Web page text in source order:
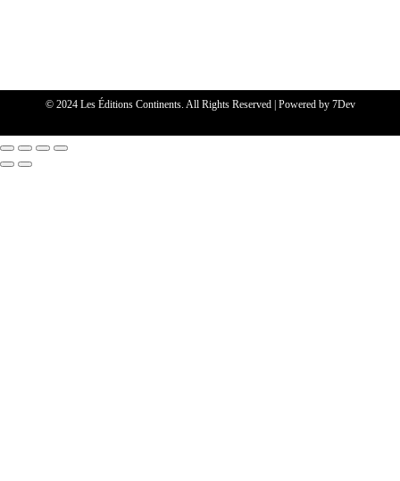
© 2024 Les Éditions Continents. All Rights Reserved | Powered by 7Dev